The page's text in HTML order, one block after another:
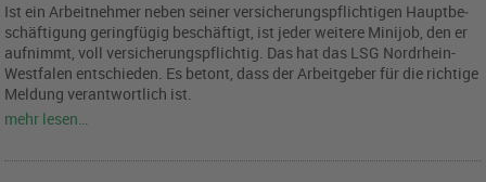
Ist ein Ar­beit­neh­mer neben sei­ner ver­si­che­rungs­pflich­ti­gen Haupt­be­
schäf­ti­gung ge­ring­fü­gig be­schäf­tigt, ist jeder wei­te­re Mi­ni­job, den er
auf­nimmt, voll ver­si­che­rungs­pflich­tig. Das hat das LSG Nord­rhein-
West­fa­len ent­schie­den. Es be­tont, dass der Ar­beit­ge­ber für die rich­ti­ge
Mel­dung ver­ant­wort­lich ist.
mehr lesen…